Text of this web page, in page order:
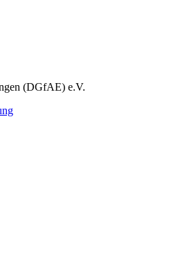
(DGfAE) e.V.